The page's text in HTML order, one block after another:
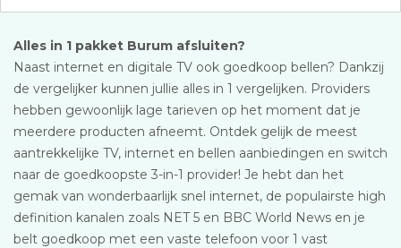
Alles in 1 pakket Burum afsluiten?
Naast internet en digitale TV ook goedkoop bellen? Dankzij
de vergelijker kunnen jullie alles in 1 vergelijken. Providers
hebben gewoonlijk lage tarieven op het moment dat je
meerdere producten afneemt. Ontdek gelijk de meest
aantrekkelijke TV, internet en bellen aanbiedingen en switch
naar de goedkoopste 3-in-1 provider! Je hebt dan het
gemak van wonderbaarlijk snel internet, de populairste high
definition kanalen zoals NET 5 en BBC World News en je
belt goedkoop met een vaste telefoon voor 1 vast